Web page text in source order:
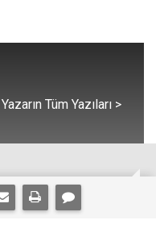
Yazarın Tüm Yazıları >